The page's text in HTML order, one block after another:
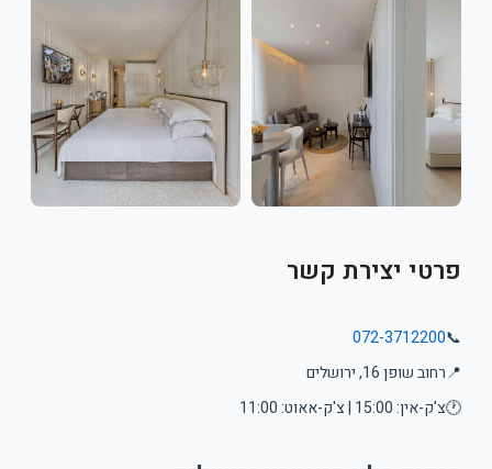
פרטי יצירת קשר
📞
072-3712200
📍רחוב שופן 16, ירושלים
🕐צ'ק-אין: 15:00 | צ'ק-אאוט: 11:00